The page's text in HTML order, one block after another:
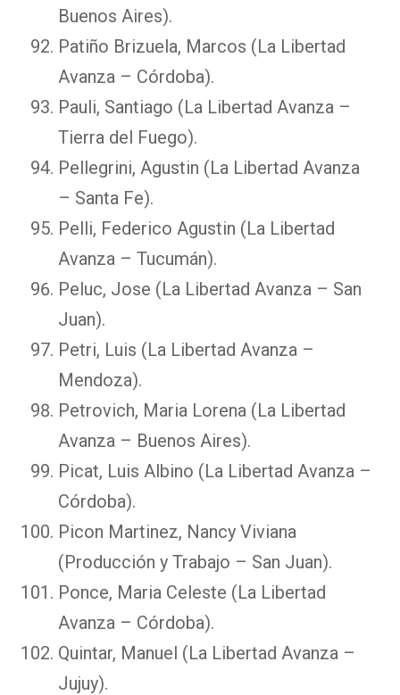
Buenos Aires).
Patiño Brizuela, Marcos (La Libertad
Avanza – Córdoba).
Pauli, Santiago (La Libertad Avanza –
Tierra del Fuego).
Pellegrini, Agustin (La Libertad Avanza
– Santa Fe).
Pelli, Federico Agustin (La Libertad
Avanza – Tucumán).
Peluc, Jose (La Libertad Avanza – San
Juan).
Petri, Luis (La Libertad Avanza –
Mendoza).
Petrovich, Maria Lorena (La Libertad
Avanza – Buenos Aires).
Picat, Luis Albino (La Libertad Avanza –
Córdoba).
Picon Martinez, Nancy Viviana
(Producción y Trabajo – San Juan).
Ponce, Maria Celeste (La Libertad
Avanza – Córdoba).
Quintar, Manuel (La Libertad Avanza –
Jujuy).